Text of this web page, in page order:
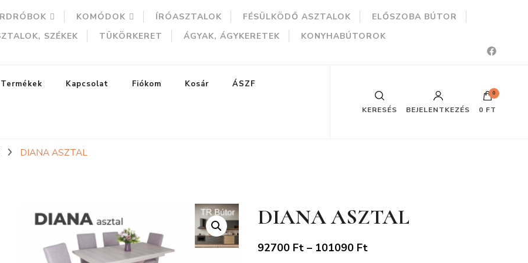
KOMÓDOK ÍRÓASZTALOK FÉSÜLKÖDŐ ASZTALOK
ELŐSZOBA BÚTOR
SZÉKEK TÜKÖRKERET ÁGYAK, ÁGYKERETEK KONYHABÚTOROK
Termékek Kapcsolat Fiókom Kosár ÁSZF
KERESÉS BEJELENTKEZÉS
0
0 FT
DIANA ASZTAL
DIANA ASZTAL
92700 Ft – 101090 FtÁrtartomány:
KERESÉS